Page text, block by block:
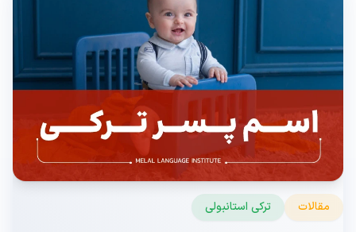
مقالات ترکی استانبولی